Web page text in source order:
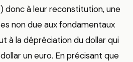
donc à leur reconstitution, une
non due aux fondamentaux
à la dépréciation du dollar qui
un euro. En précisant que